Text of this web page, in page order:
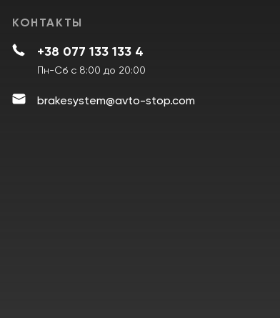
КОНТАКТЫ
+38 077 133 133 4
Пн-Сб с 8:00 до 20:00
brakesystem@avto-stop.com